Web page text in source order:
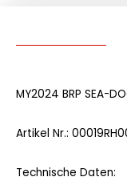
MY2024 BRP SEA-
Artikel Nr.:
Technische Daten: